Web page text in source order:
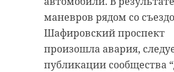
маневров рядом со
Шафировский проспект
произошла авария,
публикации сообщества
Подписывайтесь на нас в
Подписывайтесь на нас в